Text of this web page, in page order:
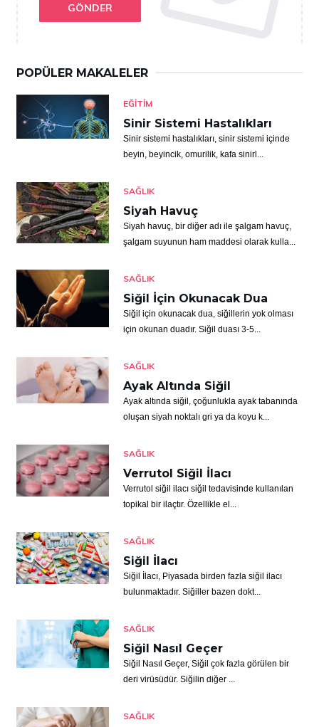
GÖNDER
POPÜLER MAKALELER
EĞITIM
Sinir Sistemi Hastalıkları
Sinir sistemi hastalıkları, sinir sistemi içinde
beyin, beyincik, omurilik, kafa sinirl...
SAĞLIK
Siyah Havuç
Siyah havuç, bir diğer adı ile şalgam havuç,
şalgam suyunun ham maddesi olarak kulla...
SAĞLIK
Siğil İçin Okunacak Dua
Siğil için okunacak dua, siğillerin yok olması
için okunan duadır. Siğil duası 3-5...
SAĞLIK
Ayak Altında Siğil
Ayak altında siğil, çoğunlukla ayak tabanında
oluşan siyah noktalı gri ya da koyu k...
SAĞLIK
Verrutol Siğil İlacı
Verrutol siğil ilacı siğil tedavisinde kullanılan
topikal bir ilaçtır. Özellikle el...
SAĞLIK
Siğil İlacı
Siğil İlacı, Piyasada birden fazla siğil ilacı
bulunmaktadır. Siğiller bazen dokt...
SAĞLIK
Siğil Nasıl Geçer
Siğil Nasıl Geçer, Siğil çok fazla görülen bir
deri virüsüdür. Siğilin diğer ...
SAĞLIK